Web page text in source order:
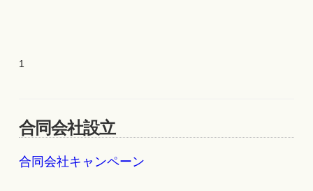
1
合同会社設立
合同会社キャンペーン